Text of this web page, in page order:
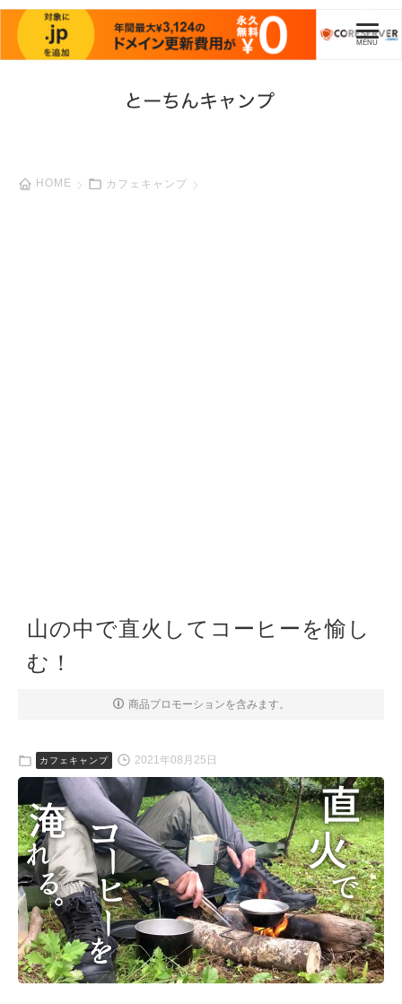
HOME カフェキャンプ
山の中で直火してコーヒーを愉し
む！
商品プロモーションを含みます。
カフェキャンプ 2021年08月25日